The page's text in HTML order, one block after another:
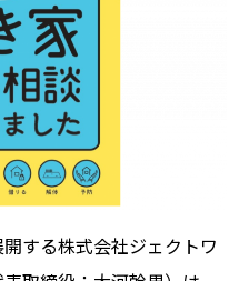
する株式会社ジェクトワ